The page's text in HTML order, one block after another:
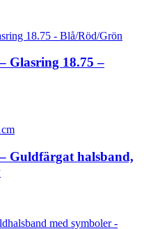
Glasring 18.75 –
Guldfärgat halsband,